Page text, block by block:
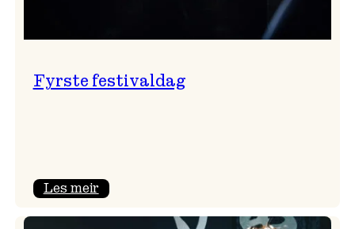
Fyrste festivaldag
Les meir: